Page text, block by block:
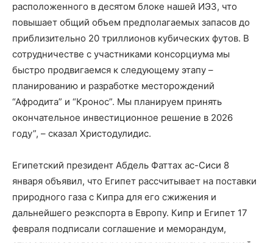
расположенного в десятом блоке нашей ИЭЗ, что
повышает общий объем предполагаемых запасов до
приблизительно 20 триллионов кубических футов. В
сотрудничестве с участниками консорциума мы
быстро продвигаемся к следующему этапу –
планированию и разработке месторождений
“Афродита” и “Кронос”. Мы планируем принять
окончательное инвестиционное решение в 2026
году”, – сказал Христодулидис.
Египетский президент Абдель Фаттах ас-Сиси 8
января объявил, что Египет рассчитывает на поставки
природного газа с Кипра для его сжижения и
дальнейшего реэкспорта в Европу. Кипр и Египет 17
февраля подписали соглашение и меморандум,